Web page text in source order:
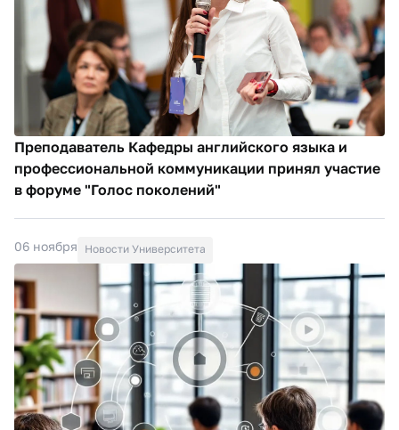
Преподаватель Кафедры английского языка и
профессиональной коммуникации принял участие
в форуме "Голос поколений"
06 ноября Новости Университета